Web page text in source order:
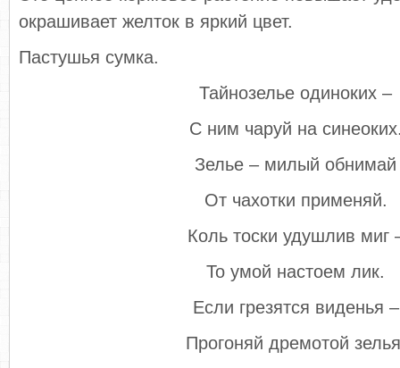
окрашивает желток в яркий цвет.
Пастушья сумка.
Тайнозелье одиноких –
С ним чаруй на
Зелье – милый обнимай
От чахотки применяй.
Коль тоски удушлив миг
То умой настоем лик.
Если грезятся виденья –
Прогоняй дремотой